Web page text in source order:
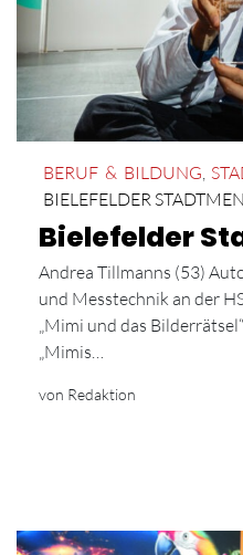
BERUF & BILDUNG
BIELEFELDER
Bielefelder
Andrea Tillmanns (53)
und Messtechnik an der
„Mimi und das
„Mimis…
von Redaktion